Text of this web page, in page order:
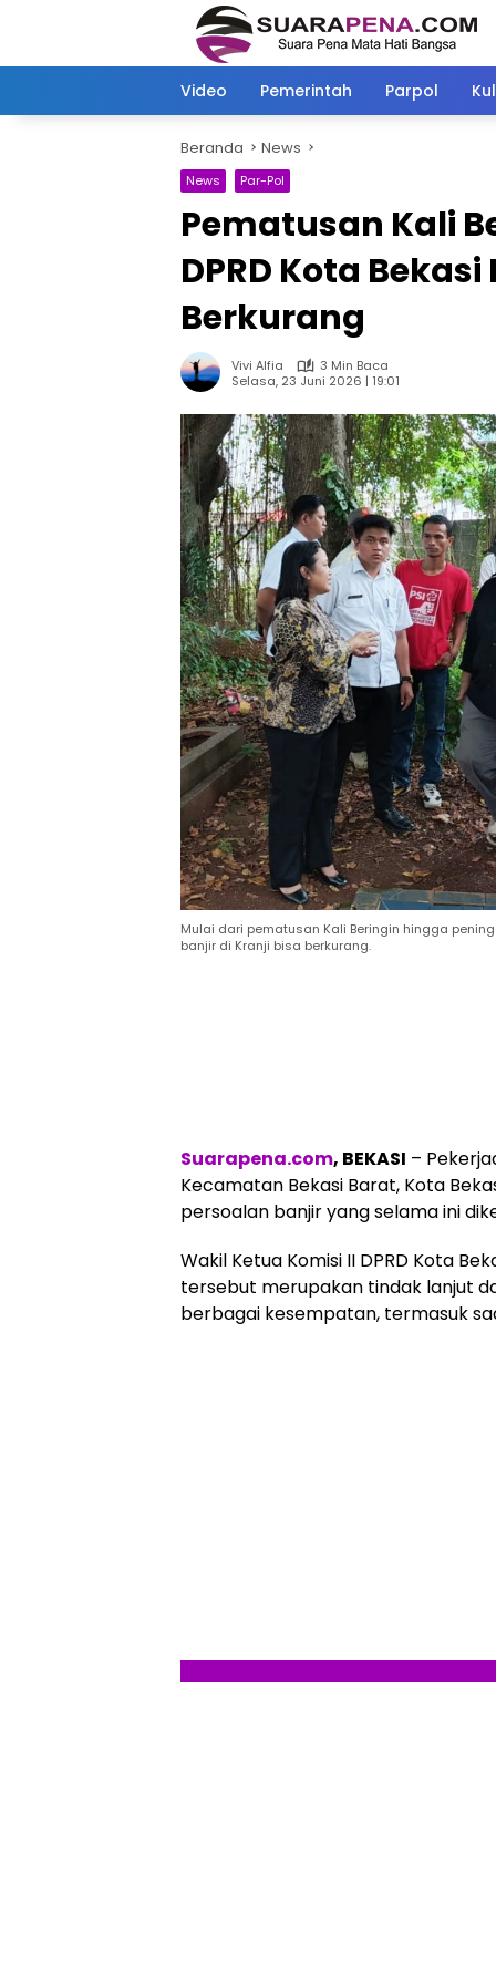
Video Pemerintah Parpol
Beranda News
News Par-Pol
Pematusan Kali
DPRD Kota
Berkurang
Vivi Alfia
3 Min Baca
Selasa, 23 Juni 2026 | 19:01
Mulai dari pematusan Kali Beringin hingga
banjir di Kranji bisa berkurang.
Suarapena.com, BEKASI –
Kecamatan Bekasi Barat, Kota
persoalan banjir yang selama ini
Wakil Ketua Komisi II DPRD Kota
tersebut merupakan tindak lanjut
berbagai kesempatan, termasuk